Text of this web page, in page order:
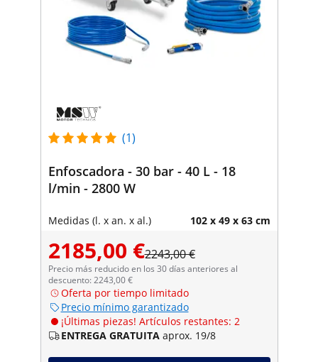
(1)
Enfoscadora - 30 bar - 40 L - 18
l/min - 2800 W
Medidas (l. x an. x al.) 102 x 49 x 63 cm
2185,00 €2243,00 €
Precio más reducido en los 30 días anteriores al
descuento: 2243,00 €
Oferta por tiempo limitado
Precio mínimo garantizado
¡Últimas piezas! Artículos restantes: 2
ENTREGA GRATUITA aprox. 19/8